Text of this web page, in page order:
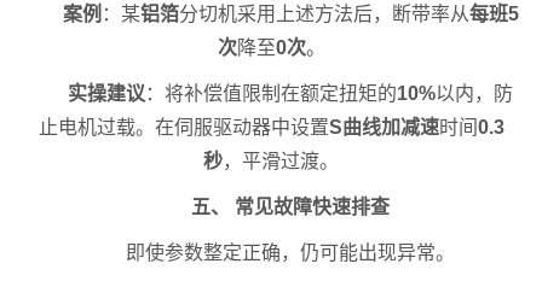
案例 ：某铝箔分切机采用上述方法后，断带率从每班5
次降至0次。
实操建议 ：将补偿值限制在额定扭矩的10%以内，防
止电机过载。在伺服驱动器中设置S曲线加减速时间 0.3
秒，平滑过渡。
五、 常见故障快速排查
即使参数整定正确，仍可能出现异常。